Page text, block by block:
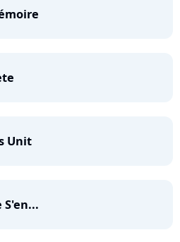
Unit
S'en...